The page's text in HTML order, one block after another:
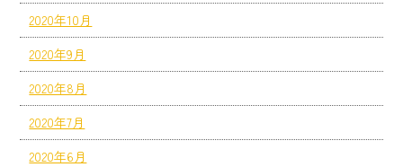
2020年10月
2020年9月
2020年8月
2020年7月
2020年6月